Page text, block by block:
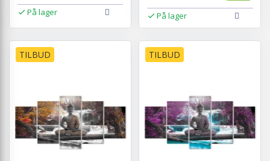
På lager På lager
TILBUD TILBUD